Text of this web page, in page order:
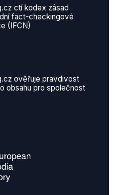
ctí kodex zásad
fact-checkingové
(IFCN)
ověřuje pravdivost
obsahu pro společnost